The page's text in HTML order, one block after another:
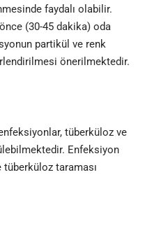
faydalı olabilir.
(30-45 dakika) oda
partikül ve renk
önerilmektedir.
tüberküloz ve
Enfeksiyon
taraması